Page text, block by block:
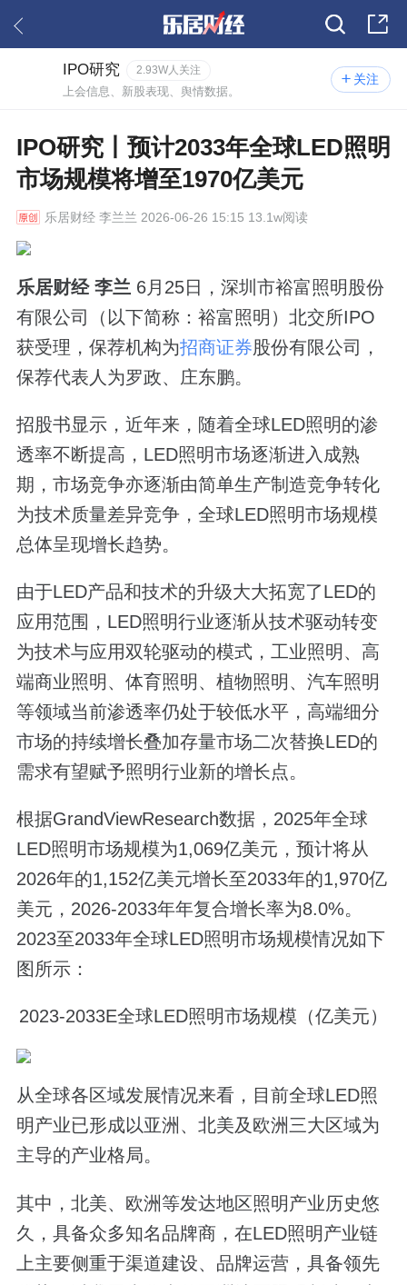
关注
IPO研究 2.93W人关注
上会信息、新股表现、舆情数据。
IPO研究丨预计2033年全球LED照明
市场规模将增至1970亿美元
乐居财经李兰兰 2026-06-26 15:15 13.1w阅读
乐居财经 李兰 6月25日，深圳市裕富照明股份
有限公司（以下简称：裕富照明）北交所IPO
获受理，保荐机构为招商证券股份有限公司，
保荐代表人为罗政、庄东鹏。
招股书显示，近年来，随着全球LED照明的渗
透率不断提高，LED照明市场逐渐进入成熟
期，市场竞争亦逐渐由简单生产制造竞争转化
为技术质量差异竞争，全球LED照明市场规模
总体呈现增长趋势。
由于LED产品和技术的升级大大拓宽了LED的
应用范围，LED照明行业逐渐从技术驱动转变
为技术与应用双轮驱动的模式，工业照明、高
端商业照明、体育照明、植物照明、汽车照明
等领域当前渗透率仍处于较低水平，高端细分
市场的持续增长叠加存量市场二次替换LED的
需求有望赋予照明行业新的增长点。
根据GrandViewResearch数据，2025年全球
LED照明市场规模为1,069亿美元，预计将从
2026年的1,152亿美元增长至2033年的1,970亿
美元，2026-2033年年复合增长率为8.0%。
2023至2033年全球LED照明市场规模情况如下
图所示：
2023-2033E全球LED照明市场规模（亿美元）
从全球各区域发展情况来看，目前全球LED照
明产业已形成以亚洲、北美及欧洲三大区域为
主导的产业格局。
其中，北美、欧洲等发达地区照明产业历史悠
久，具备众多知名品牌商，在LED照明产业链
上主要侧重于渠道建设、品牌运营，具备领先